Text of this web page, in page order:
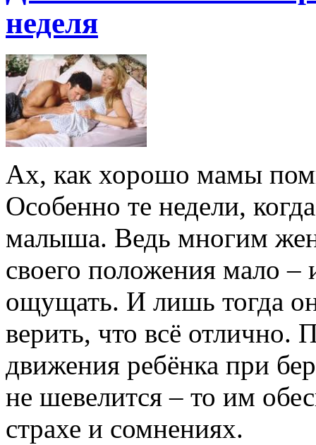
неделя
Ах, как хорошо мамы
Особенно те недели,
малыша. Ведь многим
своего положения мало –
ощущать. И лишь тогда
верить, что всё
движения ребёнка при
не шевелится – то им
страхе и сомнениях.